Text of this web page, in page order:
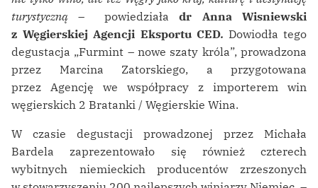
turystyczną – powiedziaładr Anna Wisniewski
z Węgierskiej Agencji Eksportu CED. Dowiodła tego
degustacja „Furmint – nowe szaty króla”, prowadzona
przez Marcina Zatorskiego, a przygotowana
przez Agencję we współpracy z importerem win
węgierskich 2 Bratanki / Węgierskie Wina.
W czasie degustacji prowadzonej przez Michała
Bardela zaprezentowało się również czterech
wybitnych niemieckich producentów zrzeszonych